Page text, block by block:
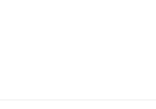
Phytophar